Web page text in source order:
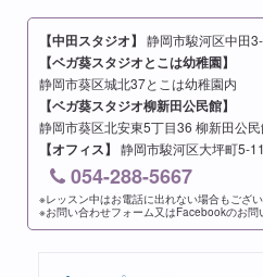
【中田スタジオ】 静岡市駿河区中田
【ベガ葵スタジオとこは幼稚園】
静岡市葵区城北37とこは幼稚園内
【ベガ葵スタジオ柳新田公民館】
静岡市葵区北安東5丁目36 柳新田公
【オフィス】 静岡市駿河区大坪町5-11
054-288-5667
※レッスン中はお電話に出れない場合もござい
※お問い合わせフォーム又はFacebookのお問